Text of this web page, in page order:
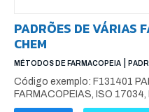
PADRÕES DE VÁRIAS
CHEM
MÉTODOS DE FARMACOPEIA
Código exemplo: F131401
FARMACOPEIAS, ISO